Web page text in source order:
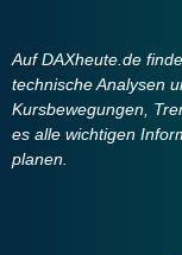
Auf DAXheute.de
technische Analysen
Kursbewegungen,
es alle wichtigen
planen.